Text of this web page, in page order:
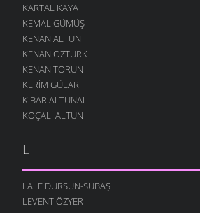
KARTAL KAYA
KEMAL GÜMÜŞ
KENAN ALTUN
KENAN ÖZTÜRK
KENAN TORUN
KERIM GÜLAR
KIBAR ALTUNAL
KOÇALI ALTUN
L
LALE DURSUN-SUBAŞ
LEVENT ÖZYER